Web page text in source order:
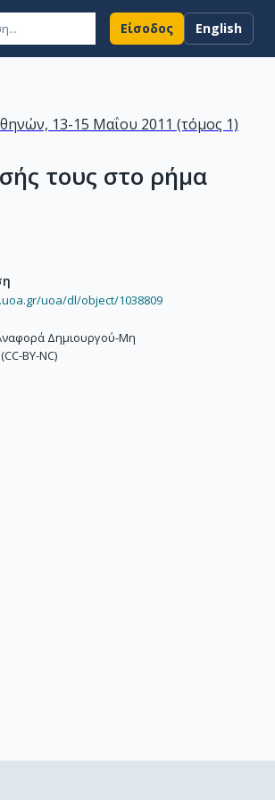
Είσοδος English
13-15 Μαΐου 2011 (τόμος 1)
τους στο ρήμα
uoa/dl/object/1038809
Δημιουργού-Μη
BY-NC)